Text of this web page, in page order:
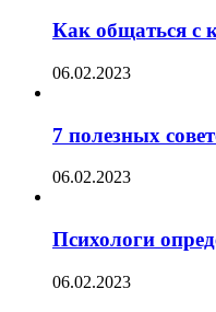
Как общаться с
06.02.2023
7 полезных
06.02.2023
Психологи
06.02.2023